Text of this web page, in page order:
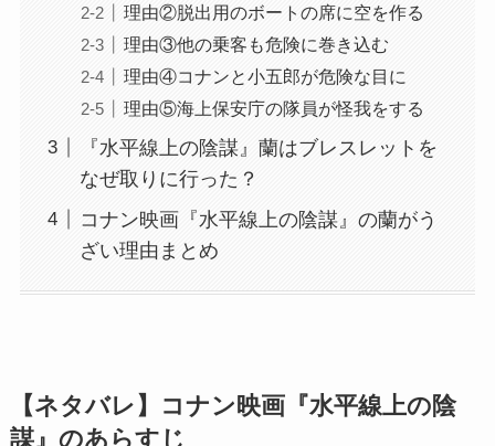
理由②脱出用のボートの席に空を作る
理由③他の乗客も危険に巻き込む
理由④コナンと小五郎が危険な目に
理由⑤海上保安庁の隊員が怪我をする
『水平線上の陰謀』蘭はブレスレットを
なぜ取りに行った？
コナン映画『水平線上の陰謀』の蘭がう
ざい理由まとめ
【ネタバレ】コナン映画『水平線上の陰
謀』のあらすじ